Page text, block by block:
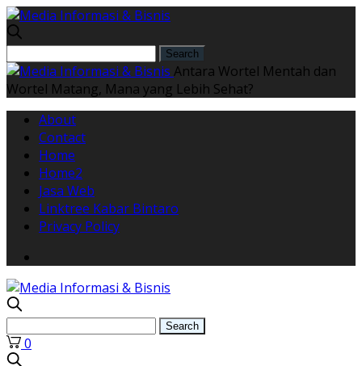
Antara Wortel Mentah dan
Wortel Matang, Mana yang Lebih Sehat?
About
Contact
Home
Home2
Jasa Web
Linktree Kabar Bintaro
Privacy Policy
0